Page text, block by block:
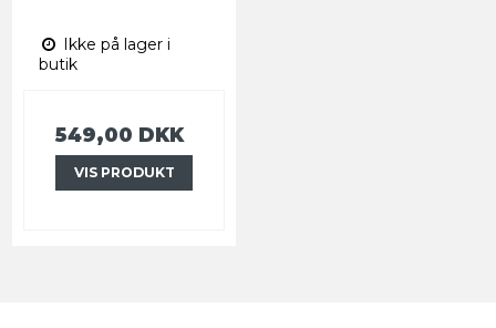
Ikke på lager i
butik
549,00 DKK
VIS PRODUKT